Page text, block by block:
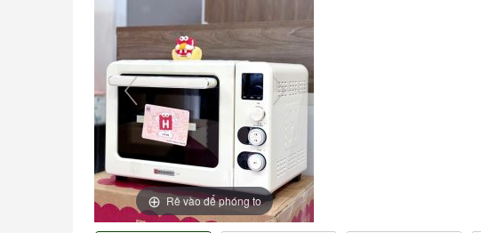
Rê vào để phóng to